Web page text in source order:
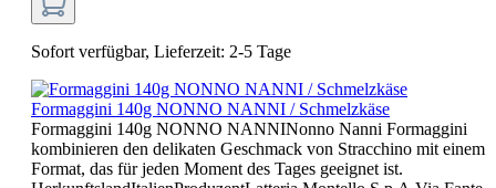
Sofort verfügbar, Lieferzeit: 2-5 Tage
Formaggini 140g NONNO NANNI / Schmelzkäse
Formaggini 140g NONNO NANNINonno Nanni Formaggini
kombinieren den delikaten Geschmack von Stracchino mit einem
Format, das für jeden Moment des Tages geeignet ist.